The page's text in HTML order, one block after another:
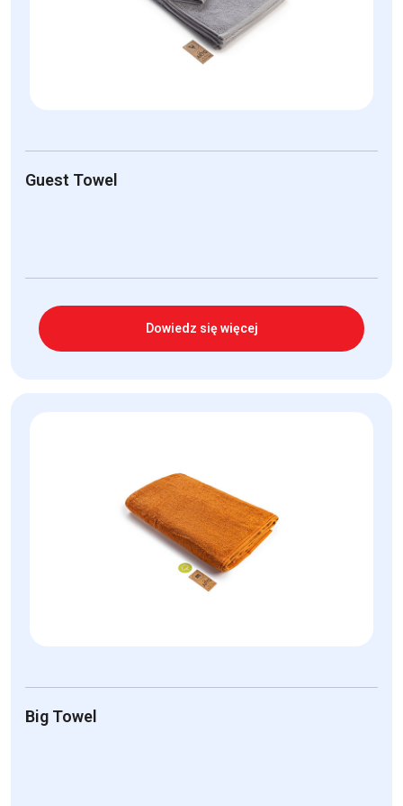
Guest Towel
Dowiedz się więcej
Big Towel